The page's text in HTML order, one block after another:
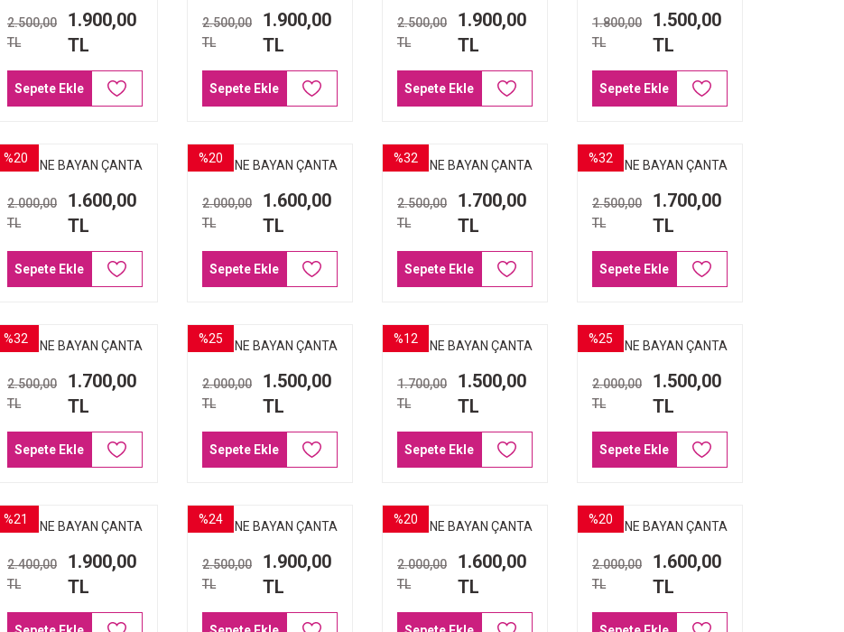
2.500,00
TL
1.900,00
TL
Sepete Ekle
2.500,00
TL
1.900,00
TL
Sepete Ekle
2.500,00
TL
1.900,00
TL
Sepete Ekle
1.800,00
TL
1.500,00
TL
Sepete Ekle
%20
ARMİNE BAYAN ÇANTA
2.000,00
TL
1.600,00
TL
Sepete Ekle
%20
ARMİNE BAYAN ÇANTA
2.000,00
TL
1.600,00
TL
Sepete Ekle
%32
ARMİNE BAYAN ÇANTA
2.500,00
TL
1.700,00
TL
Sepete Ekle
%32
ARMİNE BAYAN ÇANTA
2.500,00
TL
1.700,00
TL
Sepete Ekle
%32
ARMİNE BAYAN ÇANTA
2.500,00
TL
1.700,00
TL
Sepete Ekle
%25
ARMİNE BAYAN ÇANTA
2.000,00
TL
1.500,00
TL
Sepete Ekle
%12
ARMİNE BAYAN ÇANTA
1.700,00
TL
1.500,00
TL
Sepete Ekle
%25
ARMİNE BAYAN ÇANTA
2.000,00
TL
1.500,00
TL
Sepete Ekle
%21
ARMİNE BAYAN ÇANTA
2.400,00
TL
1.900,00
TL
%24
ARMİNE BAYAN ÇANTA
2.500,00
TL
1.900,00
TL
%20
ARMİNE BAYAN ÇANTA
2.000,00
TL
1.600,00
TL
%20
ARMİNE BAYAN ÇANTA
2.000,00
TL
1.600,00
TL